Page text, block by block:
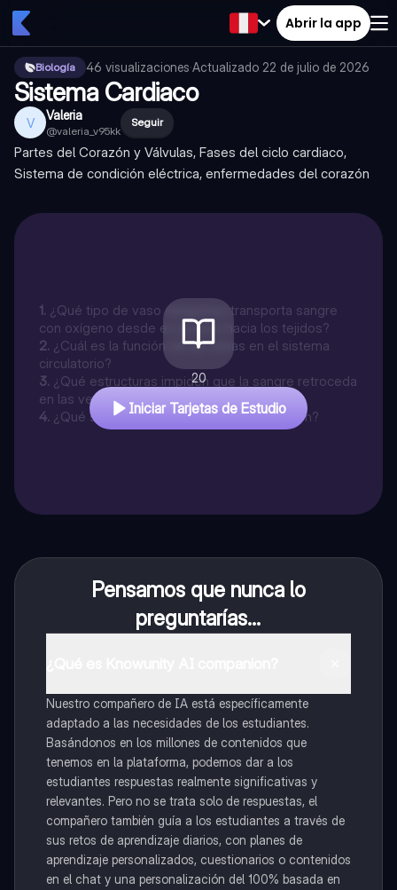
Abrir la app
Biología 46 visualizaciones·Actualizado 22 de julio de 2026
Sistema Cardiaco
V Valeria
@valeria_v95kk
Seguir
Partes del Corazón y Válvulas, Fases del ciclo cardiaco,
Sistema de condición eléctrica, enfermedades del corazón
1. ¿Qué tipo de vaso sanguíneo transporta sangre
con oxígeno desde el corazón hacia los tejidos?
2. ¿Cuál es la función de las venas en el sistema
circulatorio?
3. ¿Qué estructuras impiden que la sangre retroceda
en las venas?
4. ¿Qué son los capilares y cuál es su función?
20
Iniciar Tarjetas de Estudio
Pensamos que nunca lo
preguntarías...
Nuestro compañero de IA está específicamente
adaptado a las necesidades de los estudiantes.
Basándonos en los millones de contenidos que
tenemos en la plataforma, podemos dar a los
estudiantes respuestas realmente significativas y
relevantes. Pero no se trata solo de respuestas, el
compañero también guía a los estudiantes a través de
sus retos de aprendizaje diarios, con planes de
aprendizaje personalizados, cuestionarios o contenidos
en el chat y una personalización del 100% basada en